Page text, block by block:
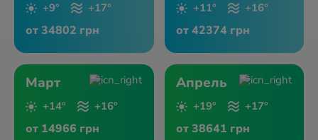
+9° +17°
от 34802 грн
+11° +16°
от 42374 грн
Март
+14° +16°
от 14966 грн
Апрель
+19° +17°
от 38641 грн